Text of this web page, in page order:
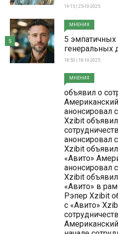
19:15 | 25-10-2025
МНЕНИЯ
5 эмпатичных
генеральных
18:53 | 18-10-2025
5
МНЕНИЯ
объявил о
анонсировал
Xzibit
анонсировал
Xzibit
«Авито»
анонсировал
Xzibit
«Авито» в
Рэпер Xzibit
с «Авито»